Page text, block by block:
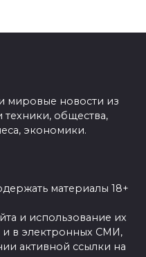
мировые новости из
техники, общества,
экономики.
материалы 18+
и использование их
и в электронных СМИ,
активной ссылки на